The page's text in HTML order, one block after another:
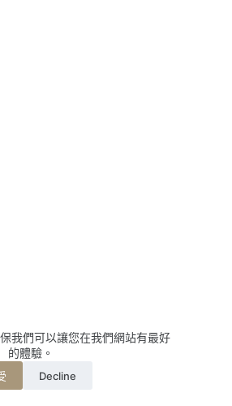
我們可以讓您在我們網站有最好
的體驗。
Decline